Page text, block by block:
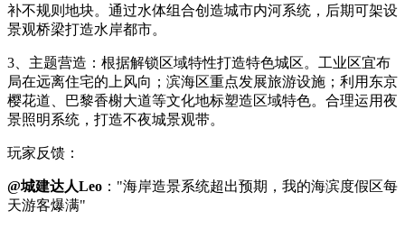
补不规则地块。通过水体组合创造城市内河系统，后期可架设
景观桥梁打造水岸都市。
3、主题营造：根据解锁区域特性打造特色城区。工业区宜布
局在远离住宅的上风向；滨海区重点发展旅游设施；利用东京
樱花道、巴黎香榭大道等文化地标塑造区域特色。合理运用夜
景照明系统，打造不夜城景观带。
玩家反馈：
@城建达人Leo ："海岸造景系统超出预期，我的海滨度假区每
天游客爆满"